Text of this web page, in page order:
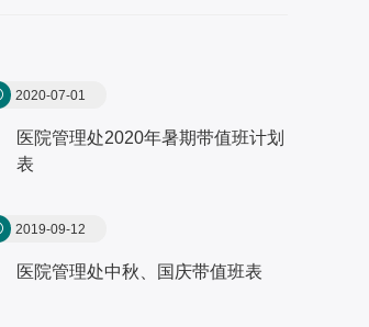
2020-07-01
医院管理处2020年暑期带值班计划
表
2019-09-12
医院管理处中秋、国庆带值班表